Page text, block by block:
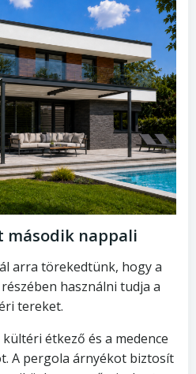
második nappali
arra törekedtünk, hogy a
használni tudja a
tereket.
étkező és a medence
A pergola árnyékot biztosít